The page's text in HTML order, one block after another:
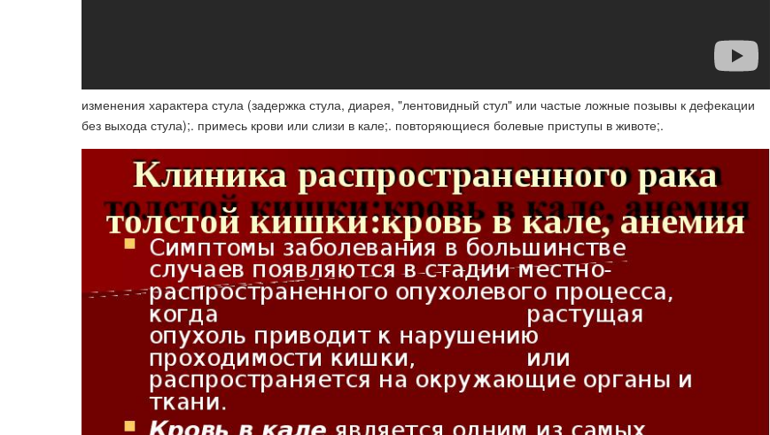
изменения характера стула (задержка стула, диарея, "лентовидный стул" или частые ложные позывы к дефекации
без выхода стула);. примесь крови или слизи в кале;. повторяющиеся болевые приступы в животе;.